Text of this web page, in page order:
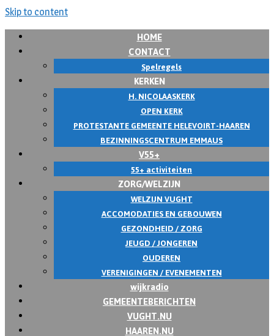
Skip to content
HOME
CONTACT
Spelregels
KERKEN
H. NICOLAASKERK
OPEN KERK
PROTESTANTE GEMEENTE HELEVOIRT-HAAREN
BEZINNINGSCENTRUM EMMAUS
V55+
55+ activiteiten
ZORG/WELZIJN
WELZIJN VUGHT
ACCOMODATIES EN GEBOUWEN
GEZONDHEID / ZORG
JEUGD / JONGEREN
OUDEREN
VERENIGINGEN / EVENEMENTEN
wijkradio
GEMEENTEBERICHTEN
VUGHT.NU
HAAREN.NU